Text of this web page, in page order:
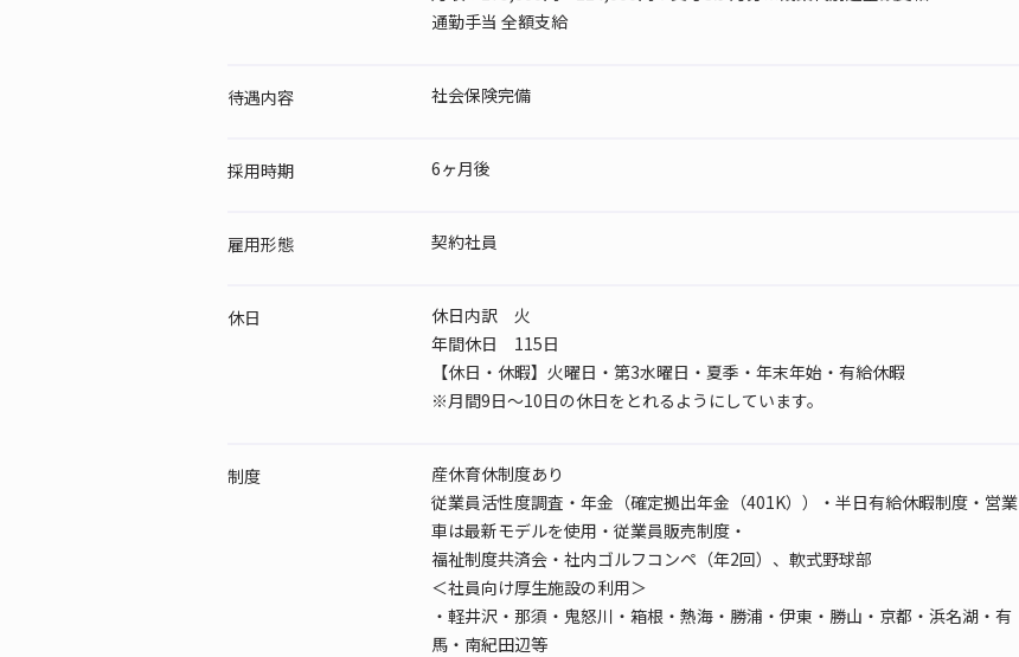
通勤手当 全額支給
待遇内容 社会保険完備
採用時期 6ヶ月後
雇用形態 契約社員
休日
休日内訳 火
年間休日 115日
【休日・休暇】火曜日・第3水曜日・夏季・年末年始・有給休暇
※月間9日～10日の休日をとれるようにしています。
制度
産休育休制度あり
従業員活性度調査・年金（確定拠出年金（401K））・半日有給休暇制度・営業
車は最新モデルを使用・従業員販売制度・
福祉制度共済会・社内ゴルフコンペ（年2回）、軟式野球部
＜社員向け厚生施設の利用＞
・軽井沢・那須・鬼怒川・箱根・熱海・勝浦・伊東・勝山・京都・浜名湖・有
馬・南紀田辺等